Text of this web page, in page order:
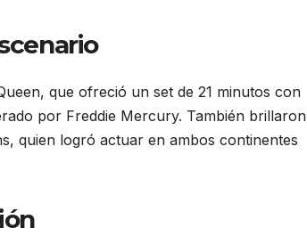
que ofreció un set de 21 minutos con
por Freddie Mercury. También brillaron
quien logró actuar en ambos continentes